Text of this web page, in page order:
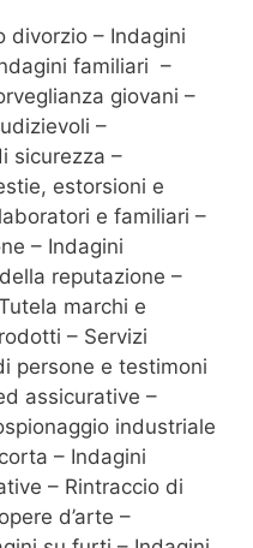
divorzio – Indagini
familiari –
giovani –
–
sicurezza –
estorsioni e
e familiari –
– Indagini
reputazione –
marchi e
– Servizi
persone e testimoni
assicurative –
industriale
– Indagini
– Rintraccio di
d’arte –